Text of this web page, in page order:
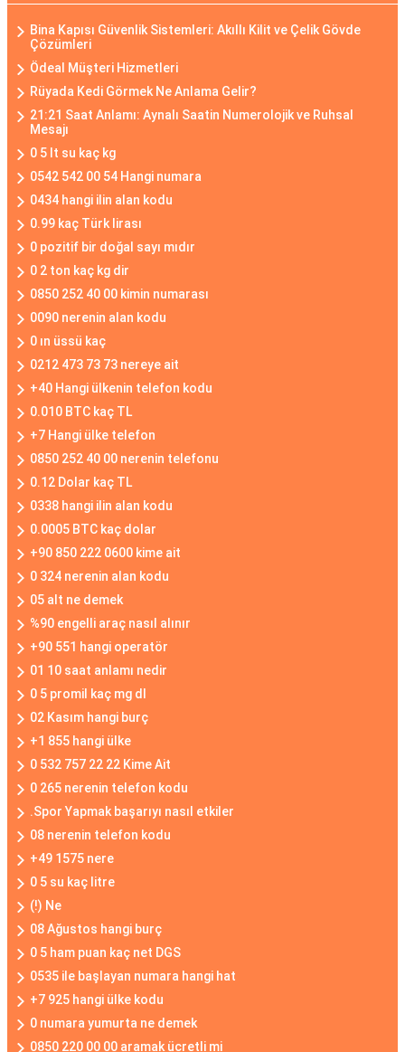
Bina Kapısı Güvenlik Sistemleri: Akıllı Kilit ve Çelik Gövde
Çözümleri
Ödeal Müşteri Hizmetleri
Rüyada Kedi Görmek Ne Anlama Gelir?
21:21 Saat Anlamı: Aynalı Saatin Numerolojik ve Ruhsal
Mesajı
0 5 lt su kaç kg
0542 542 00 54 Hangi numara
0434 hangi ilin alan kodu
0.99 kaç Türk lirası
0 pozitif bir doğal sayı mıdır
0 2 ton kaç kg dir
0850 252 40 00 kimin numarası
0090 nerenin alan kodu
0 ın üssü kaç
0212 473 73 73 nereye ait
+40 Hangi ülkenin telefon kodu
0.010 BTC kaç TL
+7 Hangi ülke telefon
0850 252 40 00 nerenin telefonu
0.12 Dolar kaç TL
0338 hangi ilin alan kodu
0.0005 BTC kaç dolar
+90 850 222 0600 kime ait
0 324 nerenin alan kodu
05 alt ne demek
%90 engelli araç nasıl alınır
+90 551 hangi operatör
01 10 saat anlamı nedir
0 5 promil kaç mg dl
02 Kasım hangi burç
+1 855 hangi ülke
0 532 757 22 22 Kime Ait
0 265 nerenin telefon kodu
.Spor Yapmak başarıyı nasıl etkiler
08 nerenin telefon kodu
+49 1575 nere
0 5 su kaç litre
(!) Ne
08 Ağustos hangi burç
0 5 ham puan kaç net DGS
0535 ile başlayan numara hangi hat
+7 925 hangi ülke kodu
0 numara yumurta ne demek
0850 220 00 00 aramak ücretli mi